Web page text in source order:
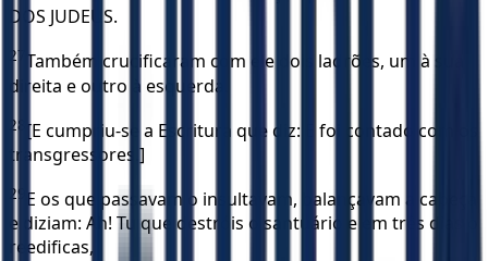
DOS JUDEUS.
27 Também crucificaram com ele dois ladrões, um à sua
direita e outro à esquerda.
28 [E cumpriu-se a Escritura que diz: E foi contado com os
transgressores.]
29 E os que passavam o insultavam, balançavam a cabeça
e diziam: Ah! Tu que destróis o santuário e em três dias o
reedificas,